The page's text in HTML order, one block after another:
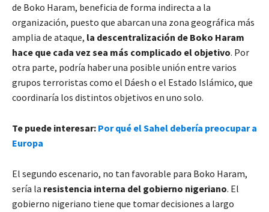
de Boko Haram, beneficia de forma indirecta a la
organización, puesto que abarcan una zona geográfica más
amplia de ataque, la descentralización de Boko Haram
hace que cada vez sea más complicado el objetivo. Por
otra parte, podría haber una posible unión entre varios
grupos terroristas como el Dáesh o el Estado Islámico, que
coordinaría los distintos objetivos en uno solo.
Te puede interesar: Por qué el Sahel debería preocupar a
Europa
El segundo escenario, no tan favorable para Boko Haram,
sería la resistencia interna del gobierno nigeriano. El
gobierno nigeriano tiene que tomar decisiones a largo